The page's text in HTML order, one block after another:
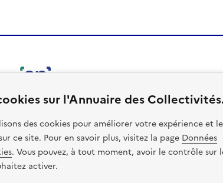
sur l'Annuaire des
des cookies pour améliorer votre expérience et
ce site. Pour en savoir plus, visitez la page Données
. Vous pouvez, à tout moment, avoir le contrôle sur
activer.
: non conforme